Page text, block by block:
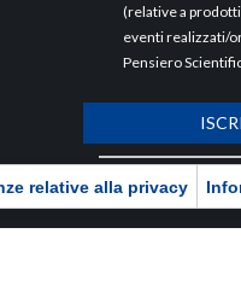
(relative a
eventi realizzati/
Pensiero
relative alla privacy